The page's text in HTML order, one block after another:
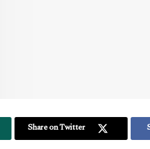
Share on Twitter